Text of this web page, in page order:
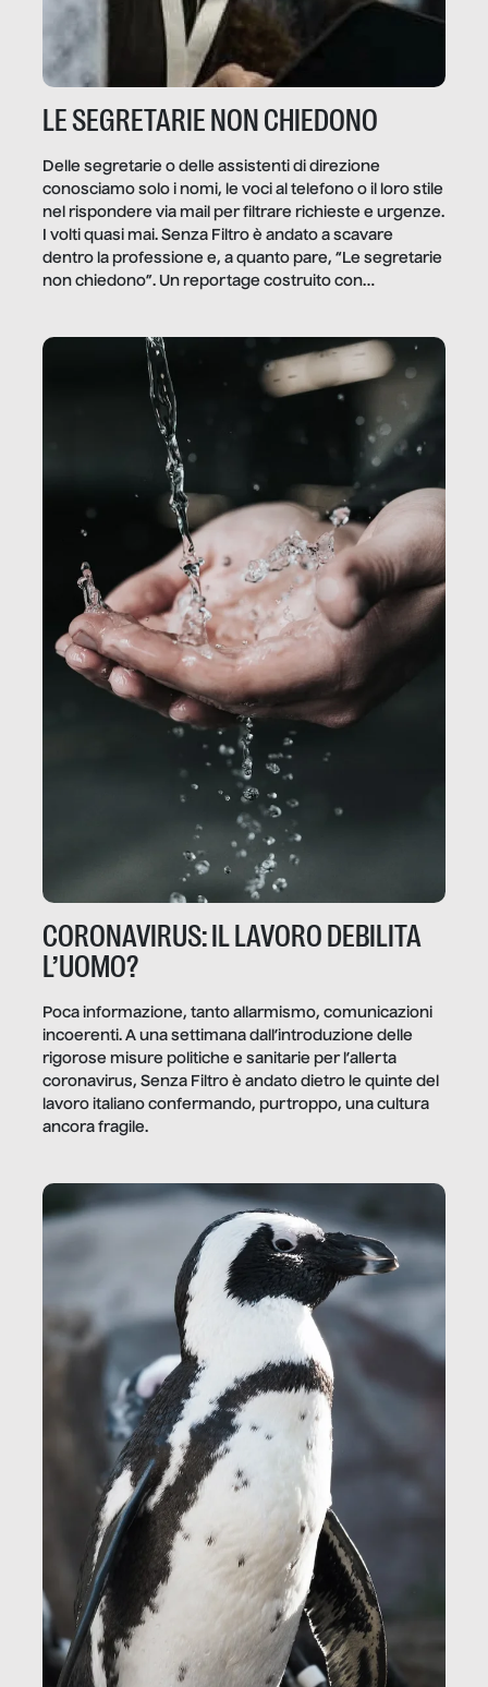
LE SEGRETARIE NON CHIEDONO
Delle segretarie o delle assistenti di direzione
conosciamo solo i nomi, le voci al telefono o il loro stile
nel rispondere via mail per filtrare richieste e urgenze.
I volti quasi mai. Senza Filtro è andato a scavare
dentro la professione e, a quanto pare, “Le segretarie
non chiedono”. Un reportage costruito con
CORONAVIRUS: IL LAVORO DEBILITA
L’UOMO?
Poca informazione, tanto allarmismo, comunicazioni
incoerenti. A una settimana dall’introduzione delle
rigorose misure politiche e sanitarie per l’allerta
coronavirus, Senza Filtro è andato dietro le quinte del
lavoro italiano confermando, purtroppo, una cultura
ancora fragile.